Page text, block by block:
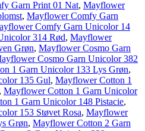
Garn Print 01 Nat, Mayflower
, Mayflower Comfy Garn
Comfy Garn Unicolor 14
314 Rød, Mayflower
Grøn, Mayflower Cosmo Garn
Cosmo Garn Unicolor 382
1 Garn Unicolor 133 Lys Grøn,
135 Gul, Mayflower Cotton 1
, Mayflower Cotton 1 Garn Unicolor
1 Garn Unicolor 148 Pistacie,
153 Støvet Rosa, Mayflower
Grøn, Mayflower Cotton 2 Garn